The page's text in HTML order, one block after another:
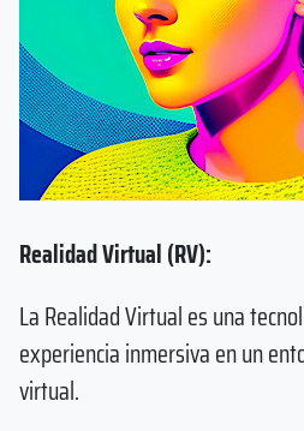
Realidad Virtual (RV):
La Realidad Virtual es una
experiencia inmersiva en un
virtual.